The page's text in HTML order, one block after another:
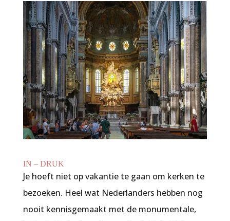
IN – DRUK
Je hoeft niet op vakantie te gaan om kerken te
bezoeken. Heel wat Nederlanders hebben nog
nooit kennisgemaakt met de monumentale,